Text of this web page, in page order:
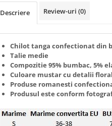
Descriere Review-uri (0)
Chilot tanga confectionat din
Talie medie
Compozitie 95% bumbac, 5%
Culoare mustar cu detalii
Produse romanesti
Produsul este conform